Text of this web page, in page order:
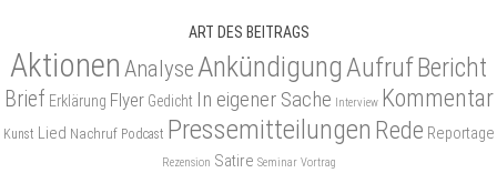
ART DES BEITRAGS
Aktionen AnalyseAnkündigungAufrufBericht
Brief Erklärung Flyer Gedicht In eigener Sache Interview Kommentar
Kunst Lied Nachruf Podcast Pressemitteilungen Rede Reportage
Rezension Satire Seminar Vortrag